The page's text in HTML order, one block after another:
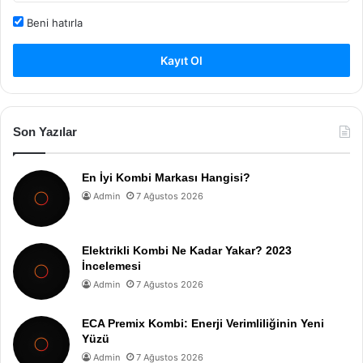
Beni hatırla
Kayıt Ol
Son Yazılar
En İyi Kombi Markası Hangisi?
Admin 7 Ağustos 2026
Elektrikli Kombi Ne Kadar Yakar? 2023
İncelemesi
Admin 7 Ağustos 2026
ECA Premix Kombi: Enerji Verimliliğinin Yeni
Yüzü
Admin 7 Ağustos 2026